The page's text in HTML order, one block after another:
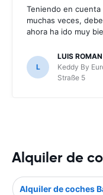
Teniendo en
muchas veces,
ahora ha ido muy
L
LUIS
Keddy By
Straße 5
Alquiler de
Alquiler de coches